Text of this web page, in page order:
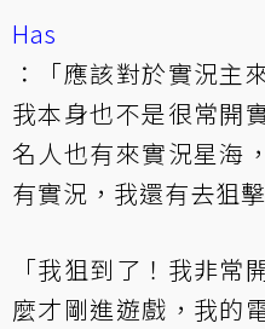
Has
：「應該對於實況主
我本身也不是很常開
名人也有來實況星海
有實況，我還有去狙擊
「我狙到了！我非常
麼才剛進遊戲，我的